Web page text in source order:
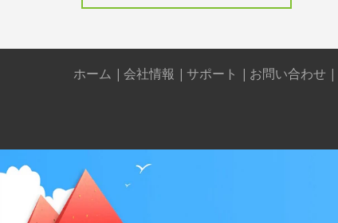
ホーム | 会社情報 | サポート | お問い合わせ |